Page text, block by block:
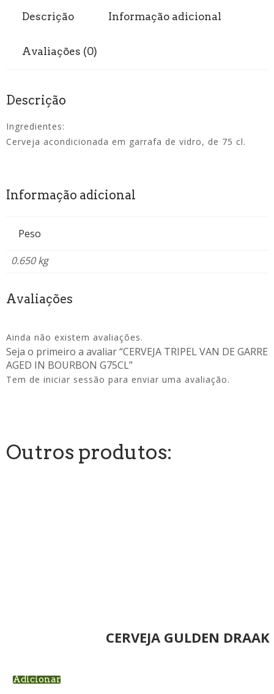
Descrição Informação adicional
Avaliações (0)
Descrição
Ingredientes:
Cerveja acondicionada em garrafa de vidro, de 75 cl.
Informação adicional
Peso
0.650 kg
Avaliações
Ainda não existem avaliações.
Seja o primeiro a avaliar “CERVEJA TRIPEL VAN DE GARRE
AGED IN BOURBON G75CL”
Tem de iniciar sessão para enviar uma avaliação.
Outros produtos:
CERVEJA GULDEN
Adicionar